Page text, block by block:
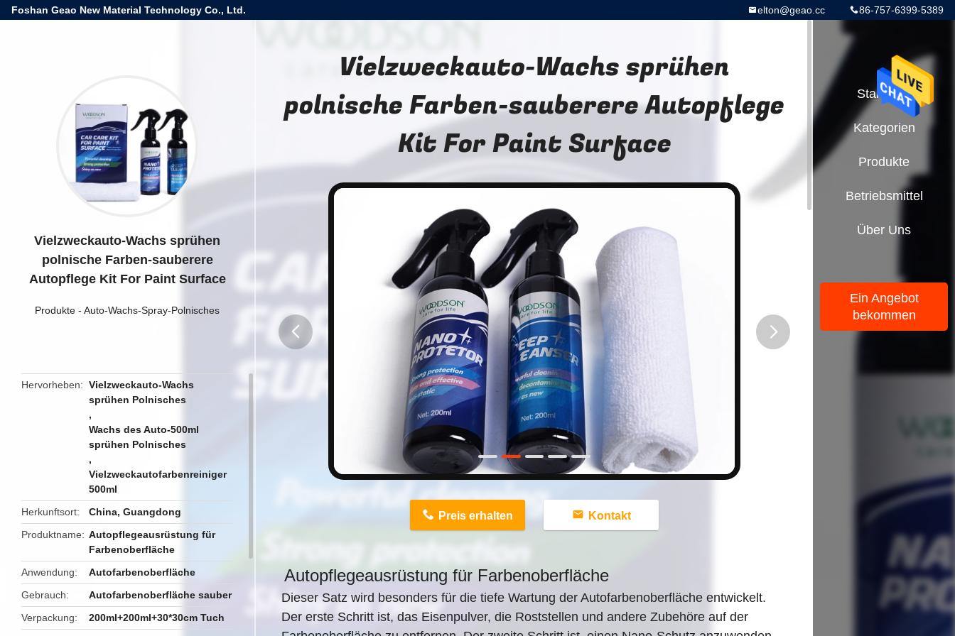
Foshan Geao New Material Technology Co., Ltd. 86-757-6399-5389
elton@geao.cc
Vielzweckauto-Wachs sprühen
polnische Farben-sauberere
Autopflege Kit For Paint Surface
Produkte - Auto-Wachs-Spray-Polnisches
Hervorheben
Vielzweckauto-Wachs
sprühen Polnisches
,
Wachs des Auto-500ml
sprühen Polnisches
,
Vielzweckautofarbenreiniger
500ml
Herkunftsort
China, Guangdong
Produktname
Autopflegeausrüstung für
Farbenoberfläche
Anwendung
Autofarbenoberfläche
Gebrauch
Autofarbenoberfläche sauber
Verpackung
200ml+200ml+30*30cm Tuch
Vielzweckauto-Wachs sprühen
polnische Farben-sauberere Autopflege
Kit For Paint Surface
button
Preis erhalten Kontakt
Autopflegeausrüstung für Farbenoberfläche
Dieser Satz wird besonders für die tiefe Wartung der Autofarbenoberfläche entwickelt.
Der erste Schritt ist, das Eisenpulver, die Roststellen und andere Zubehöre auf der
Startseite
Kategorien
Produkte
Betriebsmittel
Über Uns
Ein Angebot
bekommen